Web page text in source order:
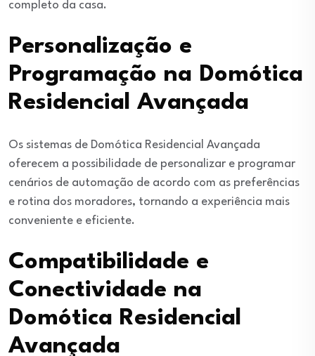
completo da casa.
Personalização e
Programação na Domótica
Residencial Avançada
Os sistemas de Domótica Residencial Avançada
oferecem a possibilidade de personalizar e programar
cenários de automação de acordo com as preferências
e rotina dos moradores, tornando a experiência mais
conveniente e eficiente.
Compatibilidade e
Conectividade na
Domótica Residencial
Avançada